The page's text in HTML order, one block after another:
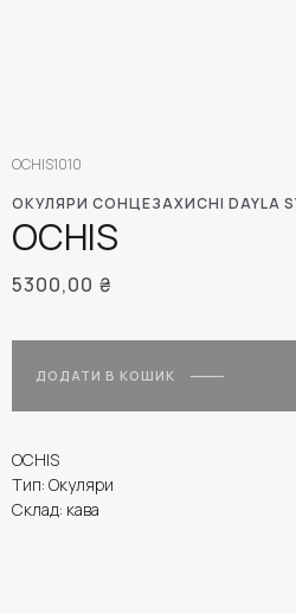
ОКУЛЯРИ СОНЦЕЗАХИСНІ DAYLA
OCHIS
OCHIS1010
5300,00 ₴
ДОДАТИ В КОШИК
OCHIS
Тип: Окуляри
Склад: кава